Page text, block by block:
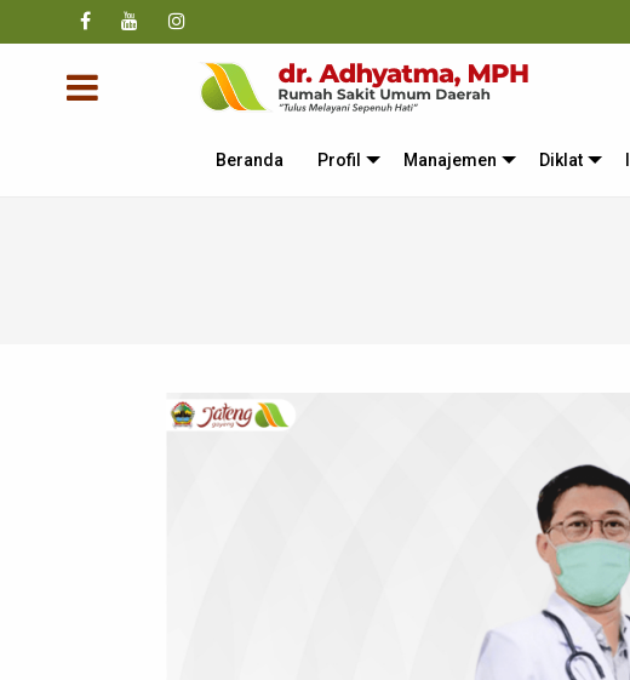
Beranda Profil Manajemen Diklat